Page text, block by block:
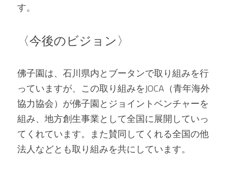
す。
〈今後のビジョン〉
佛子園は、石川県内とブータンで取り組みを行
っていますが、この取り組みをJOCA（青年海外
協力協会）が佛子園とジョイントベンチャーを
組み、地方創生事業として全国に展開していっ
てくれています。また賛同してくれる全国の他
法人などとも取り組みを共にしています。